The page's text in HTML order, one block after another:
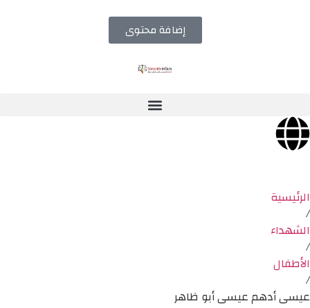
إضافة محتوى
الرئيسية
/
الشهداء
/
الأطفال
/
عيسى أدهم عيسى أبو ظاهر